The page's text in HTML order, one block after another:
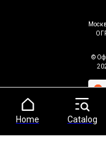
Home Catalog
Home Catalog
©